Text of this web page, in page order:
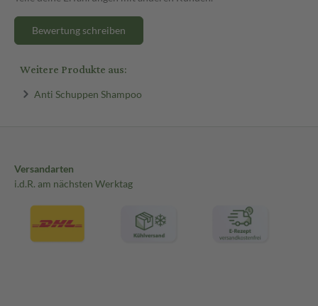
Bewertung schreiben
Weitere Produkte aus:
Anti Schuppen Shampoo
Versandarten
i.d.R. am nächsten Werktag